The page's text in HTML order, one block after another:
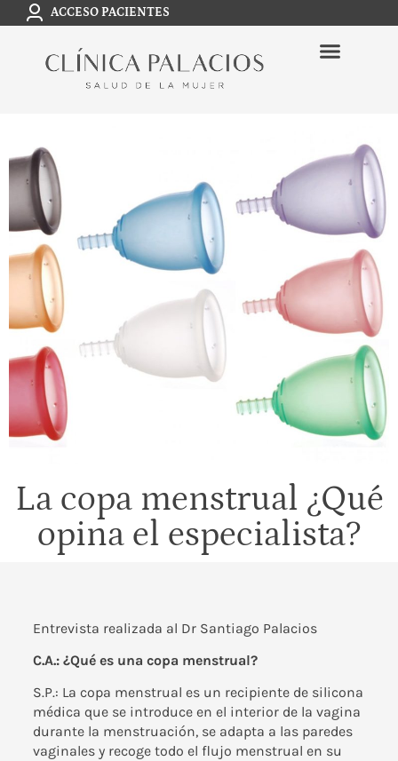
ACCESO PACIENTES
La copa menstrual ¿Qué
opina el especialista?
Entrevista realizada al Dr Santiago Palacios
C.A.: ¿Qué es una copa menstrual?
S.P.: La copa menstrual es un recipiente de silicona
médica que se introduce en el interior de la vagina
durante la menstruación, se adapta a las paredes
vaginales y recoge todo el flujo menstrual en su